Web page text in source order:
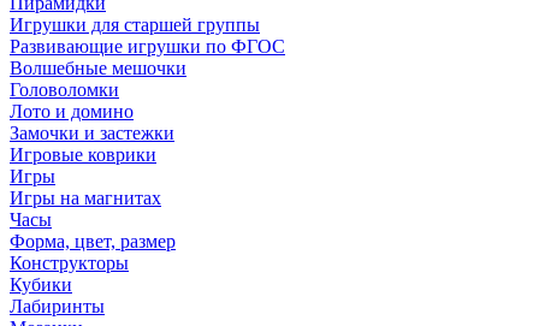
Игрушки для старшей группы
Развивающие игрушки по ФГОС
Волшебные мешочки
Головоломки
Лото и домино
Замочки и застежки
Игровые коврики
Игры
Игры на магнитах
Часы
Форма, цвет, размер
Конструкторы
Кубики
Лабиринты